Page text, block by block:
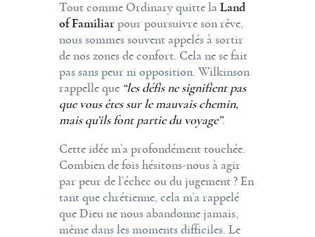
Tout comme Ordinary quitte la Land
of Familiar pour poursuivre son rêve,
nous sommes souvent appelés à sortir
de nos zones de confort. Cela ne se fait
pas sans peur ni opposition. Wilkinson
rappelle que “les défis ne signifient pas
que vous êtes sur le mauvais chemin,
mais qu’ils font partie du voyage”.
Cette idée m’a profondément touchée.
Combien de fois hésitons-nous à agir
par peur de l’échec ou du jugement ? En
tant que chrétienne, cela m’a rappelé
que Dieu ne nous abandonne jamais,
même dans les moments difficiles. Le